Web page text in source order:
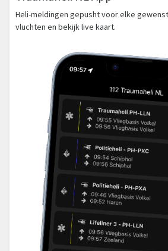
Heli-meldingen gepusht voor elke
vluchten en bekijk live kaart.